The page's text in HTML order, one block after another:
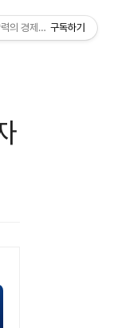
의 경제적 자유구독하기